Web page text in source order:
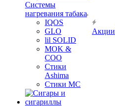
Системы
нагревания табака
IQOS
GLO
lil SOLID
MOK &
COO
Стики
Ashima
Стики MC
Акции